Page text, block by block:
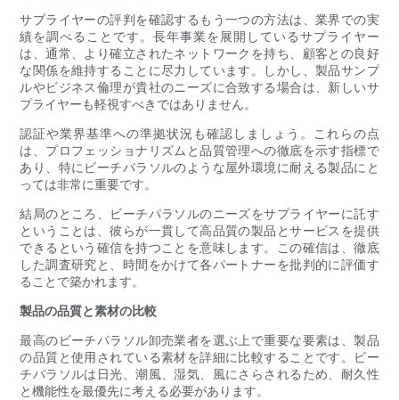
サプライヤーの評判を確認するもう一つの方法は、業界での実
績を調べることです。長年事業を展開しているサプライヤー
は、通常、より確立されたネットワークを持ち、顧客との良好
な関係を維持することに尽力しています。しかし、製品サンプ
ルやビジネス倫理が貴社のニーズに合致する場合は、新しいサ
プライヤーも軽視すべきではありません。
認証や業界基準への準拠状況も確認しましょう。これらの点
は、プロフェッショナリズムと品質管理への徹底を示す指標で
あり、特にビーチパラソルのような屋外環境に耐える製品にと
っては非常に重要です。
結局のところ、ビーチパラソルのニーズをサプライヤーに託す
ということは、彼らが一貫して高品質の製品とサービスを提供
できるという確信を持つことを意味します。この確信は、徹底
した調査研究と、時間をかけて各パートナーを批判的に評価す
ることで築かれます。
製品の品質と素材の比較
最高のビーチパラソル卸売業者を選ぶ上で重要な要素は、製品
の品質と使用されている素材を詳細に比較することです。ビー
チパラソルは日光、潮風、湿気、風にさらされるため、耐久性
と機能性を最優先に考える必要があります。